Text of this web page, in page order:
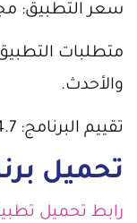
سعر التطبيق:
والأحدث.
تقييم البرنامج: 4.7 من 5.
تحميل
رابط تحميل